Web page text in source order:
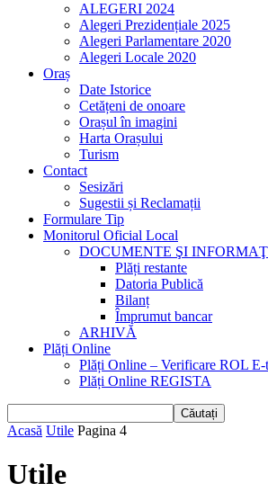
ALEGERI 2024
Alegeri Prezidențiale 2025
Alegeri Parlamentare 2020
Alegeri Locale 2020
Oraș
Date Istorice
Cetățeni de onoare
Orașul în imagini
Harta Orașului
Turism
Contact
Sesizări
Sugestii și Reclamații
Formulare Tip
Monitorul Oficial Local
DOCUMENTE ŞI
Plăți restante
Datoria Publică
Bilanț
Împrumut bancar
ARHIVĂ
Plăți Online
Plăți Online – Verificare ROL E-
Plăți Online REGISTA
Acasă Utile Pagina 4
Utile